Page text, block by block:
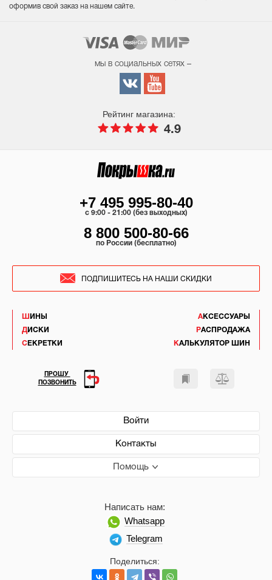
оформив свой заказ на нашем сайте.
мы в социальных сетях –
Рейтинг магазина:
4.9
ШИНЫ
ДИСКИ
СЕКРЕТКИ
АКСЕССУАРЫ
РАСПРОДАЖА
КАЛЬКУЛЯТОР ШИН
Войти
Контакты
Помощь
Поделиться:
Написать нам:
Whatsapp
Telegram
+7 495 995-80-40
c 9:00 - 21:00 (без выходных)
8 800 500-80-66
по России (бесплатно)
ПОДПИШИТЕСЬ НА НАШИ СКИДКИ
ПРОШУ
ПОЗВОНИТЬ